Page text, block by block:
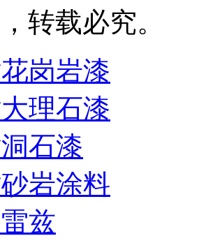
转载必究。
岗岩漆
理石漆
石漆
岩涂料
兹